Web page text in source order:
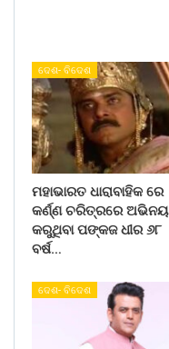
ଦେଶ- ବିଦେଶ
ମହାଭାରତ ଧାରାବାହିକ ରେ
କର୍ଣ୍ଣ ଚରିତ୍ରରେ ଅଭିନୟ
କରୁଥିବା ପଙ୍କଜ ଧୀର ୬୮
ବର୍ଷ…
ଦେଶ- ବିଦେଶ